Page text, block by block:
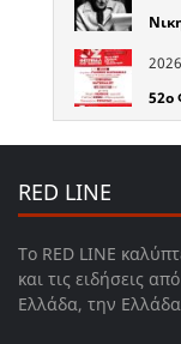
52o
RED LINE
Το RED LINE
και τις ειδήσεις
Ελλάδα, την